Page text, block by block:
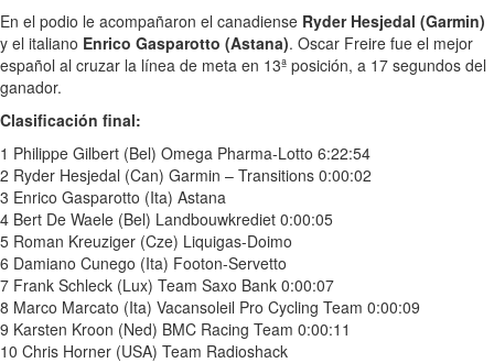
En el podio le acompañaron el canadiense Ryder Hesjedal (Garmin)
y el italiano Enrico Gasparotto (Astana). Oscar Freire fue el mejor
español al cruzar la línea de meta en 13ª posición, a 17 segundos del
ganador.
Clasificación final:
1 Philippe Gilbert (Bel) Omega Pharma-Lotto 6:22:54
2 Ryder Hesjedal (Can) Garmin – Transitions 0:00:02
3 Enrico Gasparotto (Ita) Astana
4 Bert De Waele (Bel) Landbouwkrediet 0:00:05
5 Roman Kreuziger (Cze) Liquigas-Doimo
6 Damiano Cunego (Ita) Footon-Servetto
7 Frank Schleck (Lux) Team Saxo Bank 0:00:07
8 Marco Marcato (Ita) Vacansoleil Pro Cycling Team 0:00:09
9 Karsten Kroon (Ned) BMC Racing Team 0:00:11
10 Chris Horner (USA) Team Radioshack